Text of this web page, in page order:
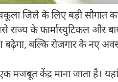
जिले के लिए बड़ी सौगात
के फार्मास्युटिकल और
बल्कि रोजगार के नए
मजबूत केंद्र माना जाता है।